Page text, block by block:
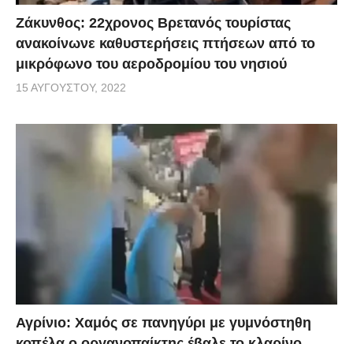
Ζάκυνθος: 22χρονος Βρετανός τουρίστας
ανακοίνωνε καθυστερήσεις πτήσεων από το
μικρόφωνο του αεροδρομίου του νησιού
15 ΑΥΓΟΎΣΤΟΥ, 2022
Αγρίνιο: Χαμός σε πανηγύρι με γυμνόστηθη